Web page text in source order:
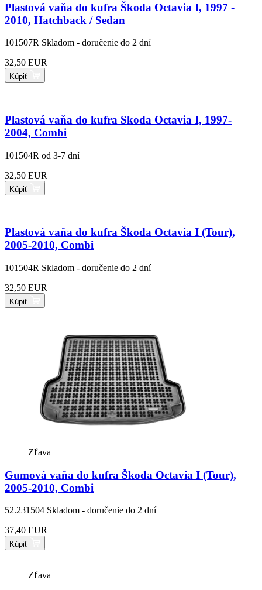
Plastová vaňa do kufra Škoda Octavia I, 1997 -
2010, Hatchback / Sedan
101507R Skladom - doručenie do 2 dní
32,50 EUR
Kúpiť
Plastová vaňa do kufra Skoda Octavia I, 1997-
2004, Combi
101504R od 3-7 dní
32,50 EUR
Kúpiť
Plastová vaňa do kufra Škoda Octavia I (Tour),
2005-2010, Combi
101504R Skladom - doručenie do 2 dní
32,50 EUR
Kúpiť
Zľava
Gumová vaňa do kufra Škoda Octavia I (Tour),
2005-2010, Combi
52.231504 Skladom - doručenie do 2 dní
37,40 EUR
Kúpiť
Zľava